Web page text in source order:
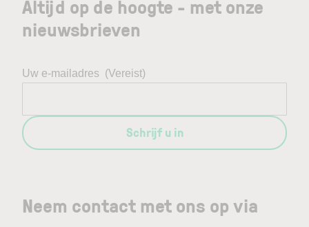
Neem contact met ons op via
Altijd op de hoogte - met onze
nieuwsbrieven
Uw e-mailadres (Vereist)
Schrijf u in